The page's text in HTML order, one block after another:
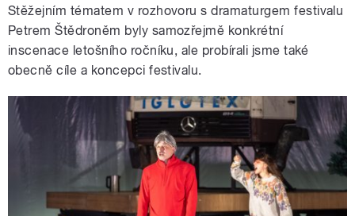
Stěžejním tématem v rozhovoru s dramaturgem festivalu
Petrem Štědroněm byly samozřejmě konkrétní
inscenace letošního ročníku, ale probírali jsme také
obecně cíle a koncepci festivalu.